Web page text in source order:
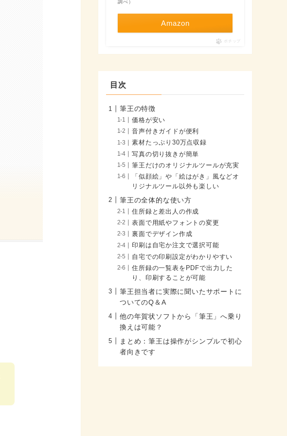
調べ）
Amazon
ポチップ
目次
筆王の特徴
価格が安い
音声付きガイドが便利
素材たっぷり30万点収録
写真の切り抜きが簡単
筆王だけのオリジナルツールが充実
「似顔絵」や「絵はがき」風などオ
リジナルツール以外も楽しい
筆王の全体的な使い方
住所録と差出人の作成
表面で用紙やフォントの変更
裏面でデザイン作成
印刷は自宅か注文で選択可能
自宅での印刷設定がわかりやすい
住所録の一覧表をPDFで出力した
り、印刷することが可能
筆王担当者に実際に聞いたサポートに
ついてのQ＆A
他の年賀状ソフトから「筆王」へ乗り
換えは可能？
まとめ：筆王は操作がシンプルで初心
者向きです